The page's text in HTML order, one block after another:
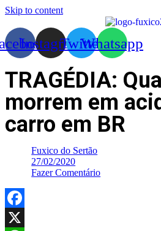
Skip to content
InstagramTwitterWhatsapp
TRAGÉDIA:
morrem em
carro em BR
Fuxico do Sertão
27/02/2020
Fazer Comentário
Facebook